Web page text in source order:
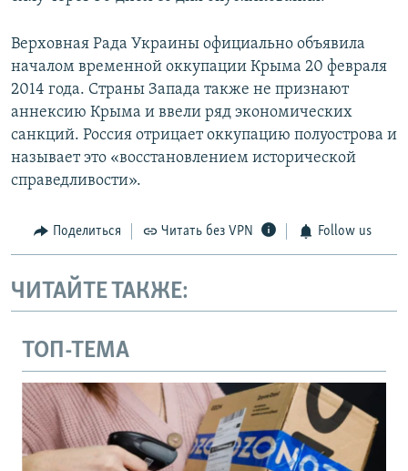
Верховная Рада Украины официально объявила
началом временной оккупации Крыма 20 февраля
2014 года. Страны Запада также не признают
аннексию Крыма и ввели ряд экономических
санкций. Россия отрицает оккупацию полуострова и
называет это «восстановлением исторической
справедливости».
Поделиться Читать без VPN Follow us
ЧИТАЙТЕ ТАКЖЕ:
ТОП-ТЕМА